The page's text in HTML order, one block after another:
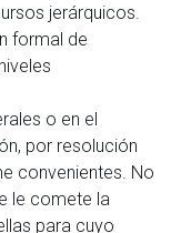
jerárquicos.
formal de
o en el
por resolución
convenientes. No
le comete la
para cuyo